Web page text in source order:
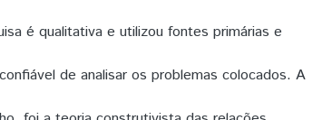
é qualitativa e utilizou fontes primárias e
de analisar os problemas colocados. A